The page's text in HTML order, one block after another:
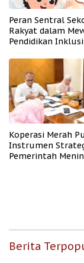
Peran Sentral
Rakyat dalam
Pendidikan
Koperasi Merah
Instrumen
Pemerintah
Berita